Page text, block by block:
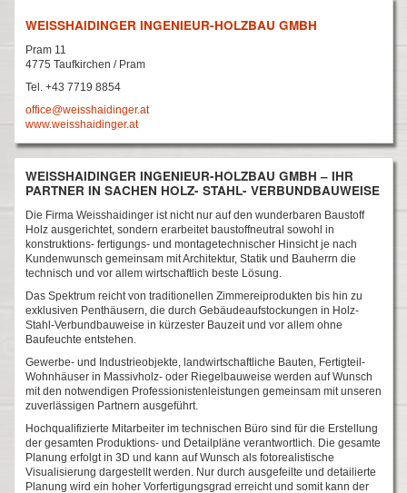
WEISSHAIDINGER INGENIEUR-HOLZBAU GMBH
Pram 11
4775 Taufkirchen / Pram
Tel. +43 7719 8854
office@weisshaidinger.at
www.weisshaidinger.at
WEISSHAIDINGER INGENIEUR-HOLZBAU GMBH – IHR
PARTNER IN SACHEN HOLZ- STAHL- VERBUNDBAUWEISE
Die Firma Weisshaidinger ist nicht nur auf den wunderbaren Baustoff
Holz ausgerichtet, sondern erarbeitet baustoffneutral sowohl in
konstruktions- fertigungs- und montagetechnischer Hinsicht je nach
Kundenwunsch gemeinsam mit Architektur, Statik und Bauherrn die
technisch und vor allem wirtschaftlich beste Lösung.
Das Spektrum reicht von traditionellen Zimmereiprodukten bis hin zu
exklusiven Penthäusern, die durch Gebäudeaufstockungen in Holz-
Stahl-Verbundbauweise in kürzester Bauzeit und vor allem ohne
Baufeuchte entstehen.
Gewerbe- und Industrieobjekte, landwirtschaftliche Bauten, Fertigteil-
Wohnhäuser in Massivholz- oder Riegelbauweise werden auf Wunsch
mit den notwendigen Professionistenleistungen gemeinsam mit unseren
zuverlässigen Partnern ausgeführt.
Hochqualifizierte Mitarbeiter im technischen Büro sind für die Erstellung
der gesamten Produktions- und Detailpläne verantwortlich. Die gesamte
Planung erfolgt in 3D und kann auf Wunsch als fotorealistische
Visualisierung dargestellt werden. Nur durch ausgefeilte und detailierte
Planung wird ein hoher Vorfertigungsgrad erreicht und somit kann der